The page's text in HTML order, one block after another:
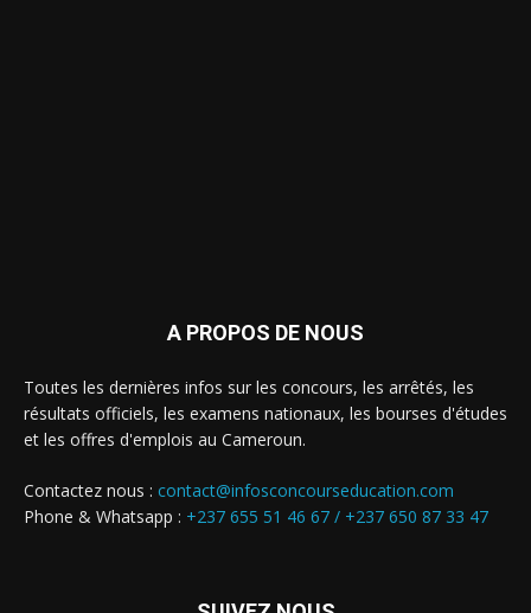
A PROPOS DE NOUS
Toutes les dernières infos sur les concours, les arrêtés, les
résultats officiels, les examens nationaux, les bourses d'études
et les offres d'emplois au Cameroun.
Contactez nous : contact@infosconcourseducation.com
Phone & Whatsapp : +237 655 51 46 67 / +237 650 87 33 47